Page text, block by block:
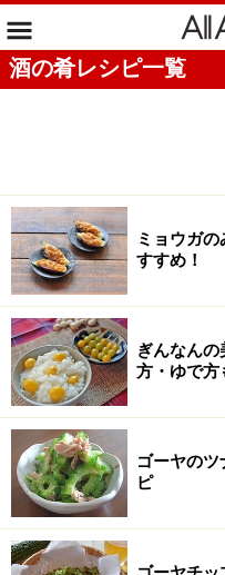
酒の肴レシピ一覧
ミョウガ
すすめ！
ぎんなん
方・ゆで方
ゴーヤの
ピ